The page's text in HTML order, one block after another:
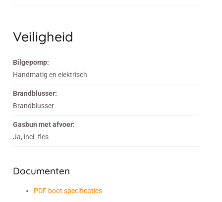
Veiligheid
Bilgepomp:
Handmatig en elektrisch
Brandblusser:
Brandblusser
Gasbun met afvoer:
Ja, incl. fles
Documenten
PDF boot specificaties